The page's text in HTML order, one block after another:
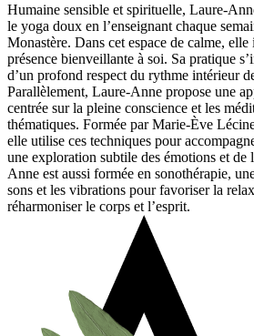
Humaine sensible et spirituelle, Laure-
le yoga doux en l’enseignant chaque
Monastère. Dans cet espace de calme,
présence bienveillante à soi. Sa pratique
d’un profond respect du rythme intérieur
Parallèlement, Laure-Anne propose une
centrée sur la pleine conscience et les
thématiques. Formée par Marie-Ève
elle utilise ces techniques pour
une exploration subtile des émotions et de
Anne est aussi formée en sonothérapie,
sons et les vibrations pour favoriser la
réharmoniser le corps et l’esprit.